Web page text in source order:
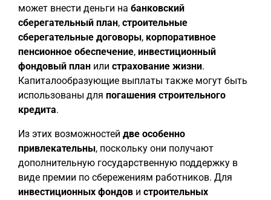
может внести деньги на банковский
сберегательный план, строительные
сберегательные договоры, корпоративное
пенсионное обеспечение, инвестиционный
фондовый план или страхование жизни.
Капиталообразующие выплаты также могут быть
использованы для погашения строительного
кредита.
Из этих возможностей две особенно
привлекательны, поскольку они получают
дополнительную государственную поддержку в
виде премии по сбережениям работников. Для
инвестиционных фондов и строительных